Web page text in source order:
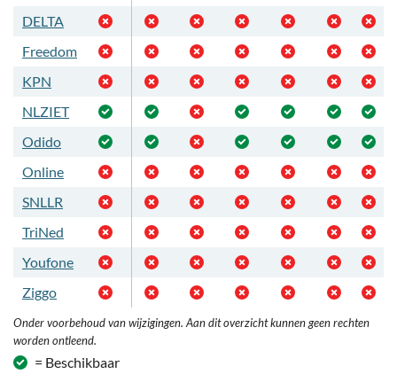
DELTA
Freedom
KPN
NLZIET
Odido
Online
SNLLR
TriNed
Youfone
Ziggo
Onder voorbehoud van wijzigingen. Aan dit overzicht kunnen geen rechten
worden ontleend.
= Beschikbaar